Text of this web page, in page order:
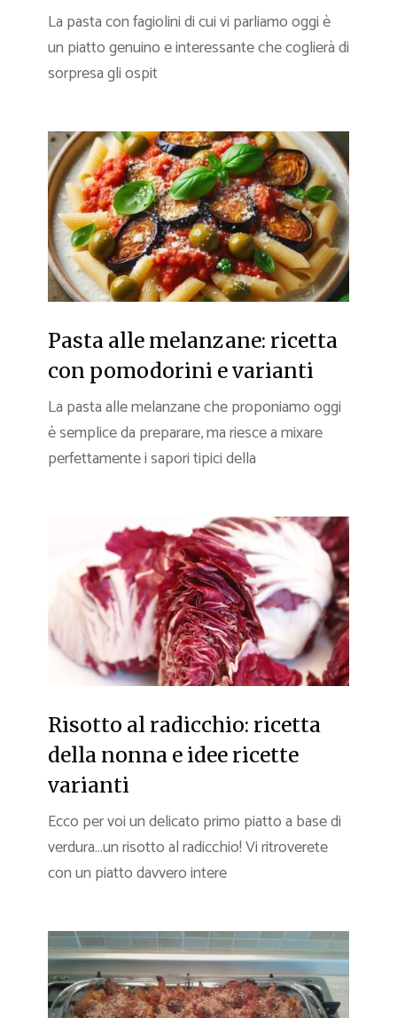
La pasta con fagiolini di cui vi parliamo oggi è
un piatto genuino e interessante che coglierà di
sorpresa gli ospit
Pasta alle melanzane: ricetta
con pomodorini e varianti
La pasta alle melanzane che proponiamo oggi
è semplice da preparare, ma riesce a mixare
perfettamente i sapori tipici della
Risotto al radicchio: ricetta
della nonna e idee ricette
varianti
Ecco per voi un delicato primo piatto a base di
verdura…un risotto al radicchio! Vi ritroverete
con un piatto davvero intere